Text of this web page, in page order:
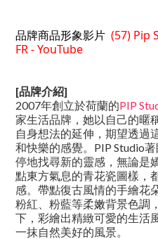
品牌商品形象影片 (57) Pip
FR - YouTube
[品牌介紹]
2007年創立於荷蘭的PIP
家生活品牌，她以自己的暱
自身想法的延伸，期望透過
和快樂的感覺。PIP Studio
停地找尋新的靈感，無論是
點東方氣息的青花瓷圖樣，
感。帶點復古風情的手繪花
粉紅、粉藍等柔嫩背景色調
下，彩繪出精緻可愛的生活
一抹自然美好的風景。